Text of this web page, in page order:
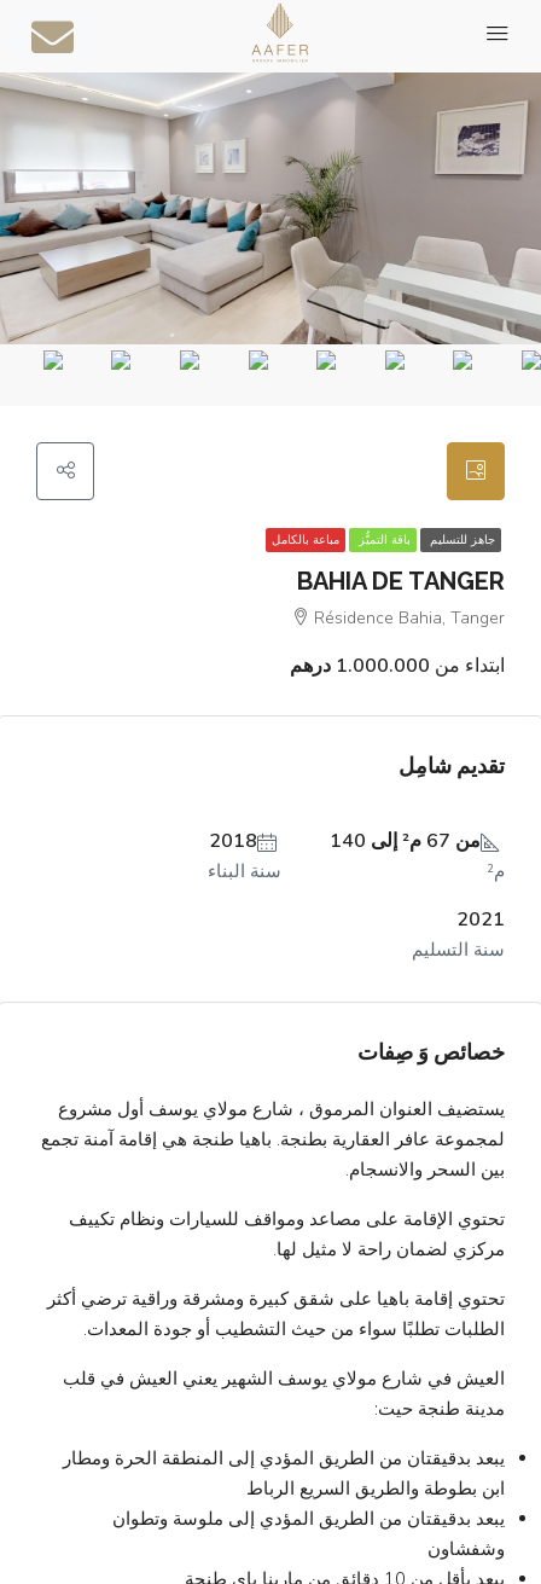
جاهز للتسليم باقة التميُّز مباعة بالكامل
BAHIA DE TANGER
Résidence Bahia, Tanger
ابتداء من 1.000.000 درهم
تقديم شامِل
من 67 م² إلى 140
م²
2018
سنة البناء
2021
سنة التسليم
خصائص وَ صِفات
يستضيف العنوان المرموق ، شارع مولاي يوسف أول مشروع
لمجموعة عافر العقارية بطنجة. باهيا طنجة هي إقامة آمنة تجمع
بين السحر والانسجام.
تحتوي الإقامة على مصاعد ومواقف للسيارات ونظام تكييف
مركزي لضمان راحة لا مثيل لها.
تحتوي إقامة باهيا على شقق كبيرة ومشرقة وراقية ترضي أكثر
الطلبات تطلبًا سواء من حيث التشطيب أو جودة المعدات.
العيش في شارع مولاي يوسف الشهير يعني العيش في قلب
مدينة طنجة حيت:
يبعد بدقيقتان من الطريق المؤدي إلى المنطقة الحرة ومطار
ابن بطوطة والطريق السريع الرباط
يبعد بدقيقتان من الطريق المؤدي إلى ملوسة وتطوان
وشفشاون
يبعد بأقل من 10 دقائق من مارينا باي طنجة